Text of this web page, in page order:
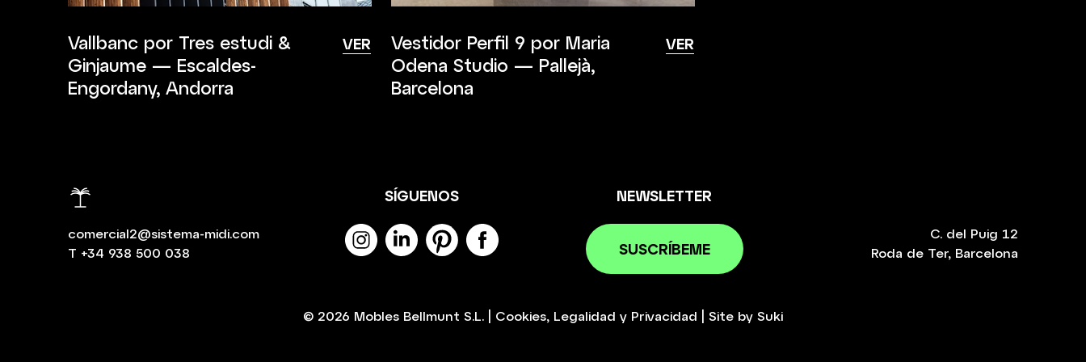
Vallbanc por Tres estudi &
Ginjaume — Escaldes-
Engordany, Andorra
VER
Vestidor Perfil 9 por Maria
Odena Studio — Pallejà,
Barcelona
VER
comercial2@sistema-midi.com
T +34 938 500 038
SÍGUENOS NEWSLETTER
SUSCRÍBEME
C. del Puig 12
Roda de Ter, Barcelona
© 2026 Mobles Bellmunt S.L. Cookies, Legalidad y Privacidad Site by Suki